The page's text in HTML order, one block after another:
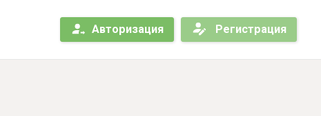
Авторизация Регистрация